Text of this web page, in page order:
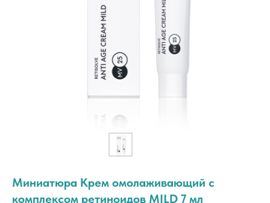
Миниатюра Крем омолаживающий с
комплексом ретиноидов MILD 7 мл